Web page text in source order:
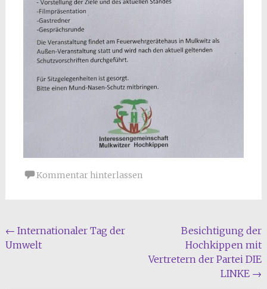
Kommentar hinterlassen
Beitragsnavigation
← Internationaler Tag der
Umwelt
Besichtigung der
Hochkippen mit
Vertretern der Partei DIE
LINKE →